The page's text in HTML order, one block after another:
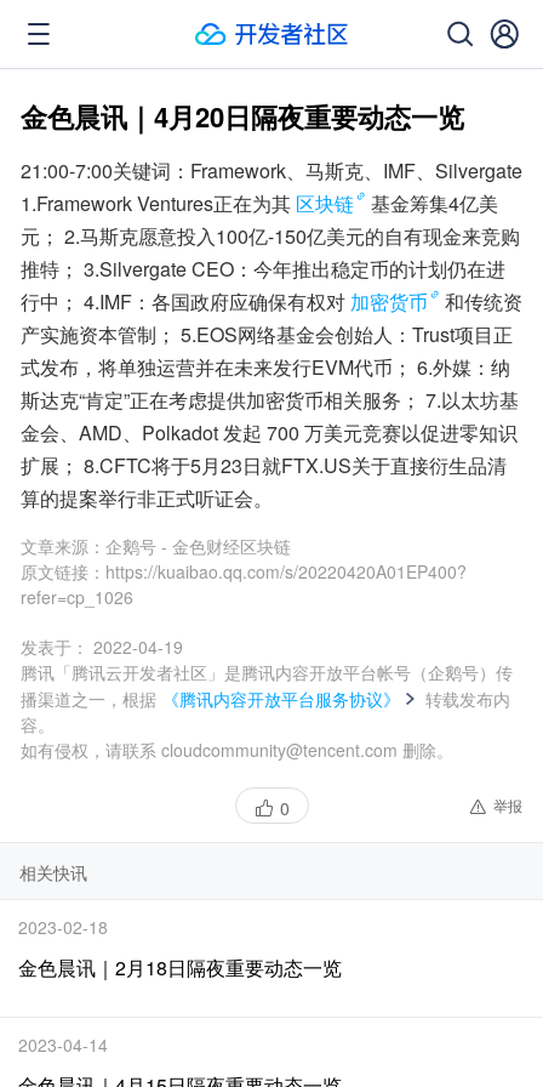
金色晨讯｜4月20日隔夜重要动态一览
21:00-7:00关键词：Framework、马斯克、IMF、Silvergate
1.Framework Ventures正在为其 区块链
基金筹集4亿美
元； 2.马斯克愿意投入100亿-150亿美元的自有现金来竞购
推特； 3.Silvergate CEO：今年推出稳定币的计划仍在进
行中； 4.IMF：各国政府应确保有权对 加密货币
和传统资
产实施资本管制； 5.EOS网络基金会创始人：Trust项目正
式发布，将单独运营并在未来发行EVM代币； 6.外媒：纳
斯达克“肯定”正在考虑提供加密货币相关服务； 7.以太坊基
金会、AMD、Polkadot 发起 700 万美元竞赛以促进零知识
扩展； 8.CFTC将于5月23日就FTX.US关于直接衍生品清
算的提案举行非正式听证会。
文章来源： 企鹅号 - 金色财经区块链
原文链接： https://kuaibao.qq.com/s/20220420A01EP400?
refer=cp_1026
发表于： 2022-04-19
腾讯「腾讯云开发者社区」是腾讯内容开放平台帐号（企鹅号）传
播渠道之一，根据
《腾讯内容开放平台服务协议》
转载发布内
容。
如有侵权，请联系 cloudcommunity@tencent.com 删除。
0 举报
相关快讯
2023-02-18
金色晨讯｜2月18日隔夜重要动态一览
2023-04-14